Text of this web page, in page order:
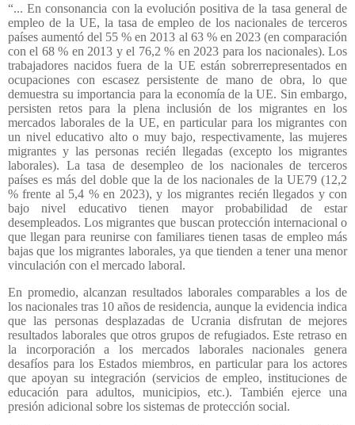
“... En consonancia con la evolución positiva de la tasa general de
empleo de la UE, la tasa de empleo de los nacionales de terceros
países aumentó del 55 % en 2013 al 63 % en 2023 (en comparación
con el 68 % en 2013 y el 76,2 % en 2023 para los nacionales). Los
trabajadores nacidos fuera de la UE están sobrerrepresentados en
ocupaciones con escasez persistente de mano de obra, lo que
demuestra su importancia para la economía de la UE. Sin embargo,
persisten retos para la plena inclusión de los migrantes en los
mercados laborales de la UE, en particular para los migrantes con
un nivel educativo alto o muy bajo, respectivamente, las mujeres
migrantes y las personas recién llegadas (excepto los migrantes
laborales). La tasa de desempleo de los nacionales de terceros
países es más del doble que la de los nacionales de la UE79 (12,2
% frente al 5,4 % en 2023), y los migrantes recién llegados y con
bajo nivel educativo tienen mayor probabilidad de estar
desempleados. Los migrantes que buscan protección internacional o
que llegan para reunirse con familiares tienen tasas de empleo más
bajas que los migrantes laborales, ya que tienden a tener una menor
vinculación con el mercado laboral.
En promedio, alcanzan resultados laborales comparables a los de
los nacionales tras 10 años de residencia, aunque la evidencia indica
que las personas desplazadas de Ucrania disfrutan de mejores
resultados laborales que otros grupos de refugiados. Este retraso en
la incorporación a los mercados laborales nacionales genera
desafíos para los Estados miembros, en particular para los actores
que apoyan su integración (servicios de empleo, instituciones de
educación para adultos, municipios, etc.). También ejerce una
presión adicional sobre los sistemas de protección social.